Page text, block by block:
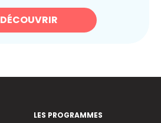
DÉCOUVRIR
LES PROGRAMMES